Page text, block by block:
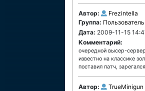
Автор:
Frezintella
Группа: Пользователь
Дата: 2009-11-15
Комментарий:
очередной высер-
известно на классике
поставил патч,
Автор:
TrueMinigun